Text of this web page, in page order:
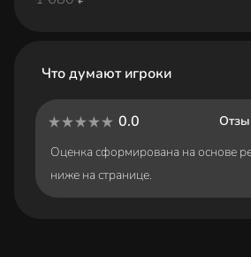
Что думают игроки
0.0
Оценка сформирована на основе
ниже на странице.